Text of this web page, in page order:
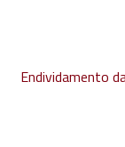
Endividamento